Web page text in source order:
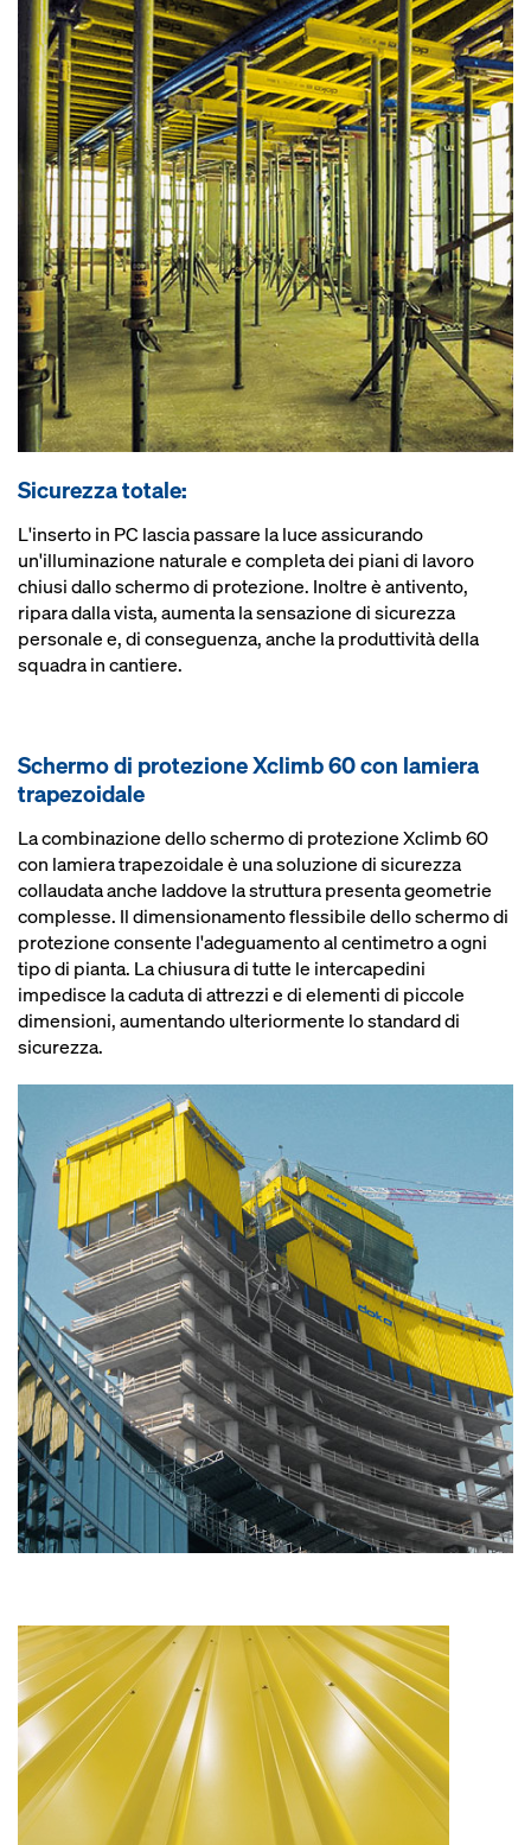
Sicurezza totale:
L'inserto in PC lascia passare la luce assicurando
un'illuminazione naturale e completa dei piani di lavoro
chiusi dallo schermo di protezione. Inoltre è antivento,
ripara dalla vista, aumenta la sensazione di sicurezza
personale e, di conseguenza, anche la produttività della
squadra in cantiere.
Schermo di protezione Xclimb 60 con lamiera
trapezoidale
La combinazione dello schermo di protezione Xclimb 60
con lamiera trapezoidale è una soluzione di sicurezza
collaudata anche laddove la struttura presenta geometrie
complesse. Il dimensionamento flessibile dello schermo di
protezione consente l'adeguamento al centimetro a ogni
tipo di pianta. La chiusura di tutte le intercapedini
impedisce la caduta di attrezzi e di elementi di piccole
dimensioni, aumentando ulteriormente lo standard di
sicurezza.